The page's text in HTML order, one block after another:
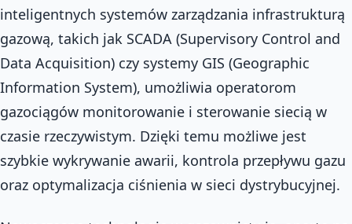
inteligentnych systemów zarządzania infrastrukturą
gazową, takich jak SCADA (Supervisory Control and
Data Acquisition) czy systemy GIS (Geographic
Information System), umożliwia operatorom
gazociągów monitorowanie i sterowanie siecią w
czasie rzeczywistym. Dzięki temu możliwe jest
szybkie wykrywanie awarii, kontrola przepływu gazu
oraz optymalizacja ciśnienia w sieci dystrybucyjnej.